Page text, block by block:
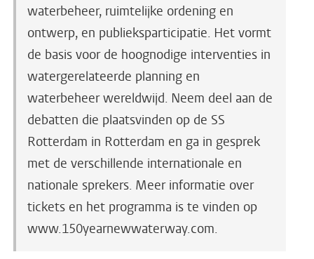
waterbeheer, ruimtelijke ordening en
ontwerp, en publieksparticipatie. Het vormt
de basis voor de hoognodige interventies in
watergerelateerde planning en
waterbeheer wereldwijd. Neem deel aan de
debatten die plaatsvinden op de SS
Rotterdam in Rotterdam en ga in gesprek
met de verschillende internationale en
nationale sprekers. Meer informatie over
tickets en het programma is te vinden op
www.150yearnewwaterway.com.